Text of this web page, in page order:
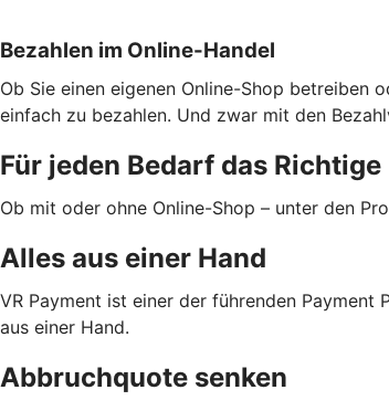
Bezahlen im Online-Handel
Ob Sie einen eigenen Online-Shop betreiben
einfach zu bezahlen. Und zwar mit den
Für jeden Bedarf das Richtige
Ob mit oder ohne Online-Shop – unter den
Alles aus einer Hand
VR Payment ist einer der führenden Payment
aus einer Hand.
Abbruchquote senken